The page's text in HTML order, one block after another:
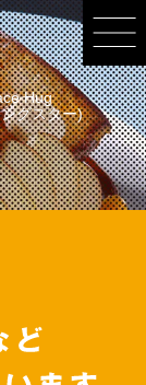
Hug
グスター)